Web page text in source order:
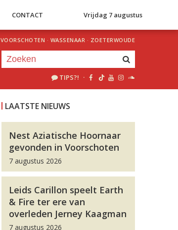
CONTACT Vrijdag 7 augustus
VOORSCHOTEN · WASSENAAR · ZOETERWOUDE
TIPS?! ·
LAATSTE NIEUWS
Nest Aziatische Hoornaar
gevonden in Voorschoten
7 augustus 2026
Leids Carillon speelt Earth
& Fire ter ere van
overleden Jerney Kaagman
7 augustus 2026